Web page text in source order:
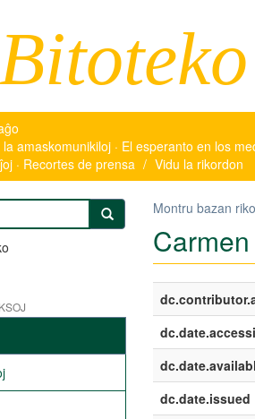
Bitoteko
amaskomunikiloj · El esperanto en los
· Recortes de prensa
Vidu la rikordon
Montru bazan
dc.date.issued